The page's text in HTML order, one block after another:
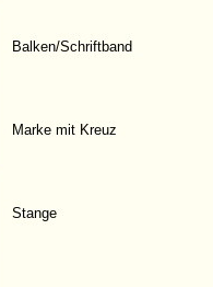
Balken/Schriftband
Marke mit Kreuz
Stange